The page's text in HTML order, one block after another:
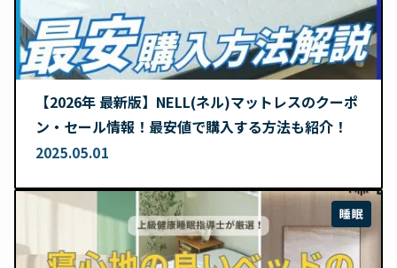
【2026年 最新版】NELL(ネル)マットレスのクーポ
ン・セール情報！最安値で購入する方法も紹介！
2025.05.01
睡眠